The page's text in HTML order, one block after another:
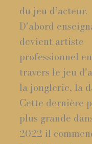
du jeu d’acteur.
D’abord
devient artiste
professionnel
travers le jeu
la jonglerie, la
Cette dernière
plus grande
2022 il